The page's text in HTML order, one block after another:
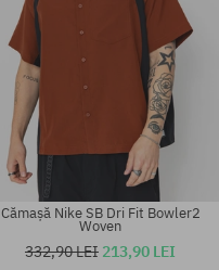
Cămașă Nike SB Dri Fit Bowler2
Woven
332,90 LEI 213,90 LEI